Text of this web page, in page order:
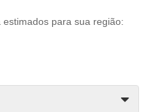
para sua região: